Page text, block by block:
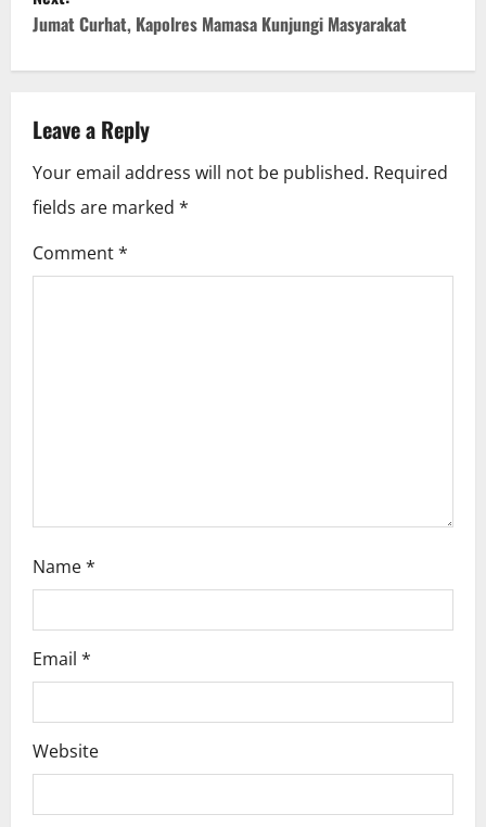
t
n
a
v
i
g
Jumat Curhat, Kapolres Mamasa Kunjungi Masyarakat
Leave a Reply
Your email address will not be published. Required
fields are marked *
Comment*
Name*
Email *
Website